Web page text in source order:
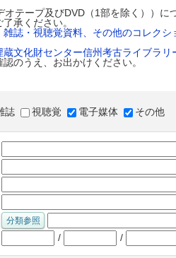
テープ及びDVD（1部を除く））に
承ください。
雑誌・視聴覚資料、その他のコレクシ
蔵文化財センター信州考古ライブラリ
のうえ、お出かけください。
誌 視聴覚 電子媒体 その他
/ /